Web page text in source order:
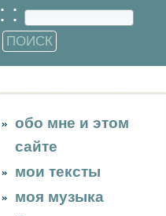
: :
обо мне и этом
сайте
мои тексты
моя музыка